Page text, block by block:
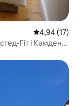
Середня
4,94 (17)
Гіт і Камден-